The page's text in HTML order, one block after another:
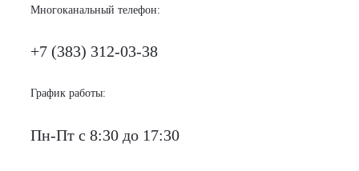
Многоканальный телефон:
+7 (383) 312-03-38
График работы:
Пн-Пт с 8:30 до 17:30